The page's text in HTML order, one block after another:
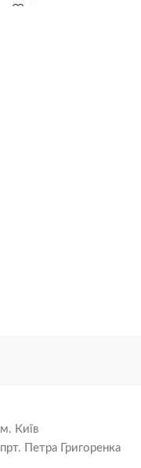
м. Київ
прт. Петра Григоренка